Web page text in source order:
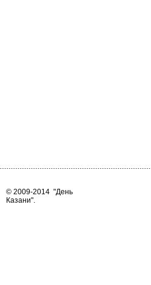
© 2009-2014 "День
Казани".